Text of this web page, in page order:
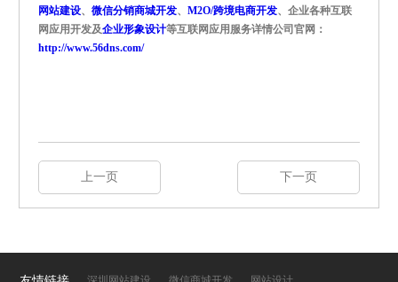
网站建设、 微信分销商城开发、 M2O/跨境电商开发、企业各种互联
网应用开发及企业形象设计等互联网应用服务详情公司官网：
http://www.56dns.com/
上一页 下一页